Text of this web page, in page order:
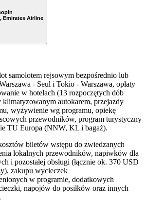
Emirates Airline
samolotem rejsowym bezpośrednio lub
- Seul i Tokio - Warszawa, opłaty
w hotelach (13 rozpoczętych dób
autokarem, przejazdy
wyżywienie wg programu, opiekę
przewodników, program turystyczny
TU Europa (NNW, KL i bagaż).
biletów wstępu do zwiedzanych
lokalnych przewodników, napiwków dla
i pozostałej obsługi (łącznie ok. 370 USD
zakupu wycieczek
w programie, dodatkowych
napojów do posiłków oraz innych